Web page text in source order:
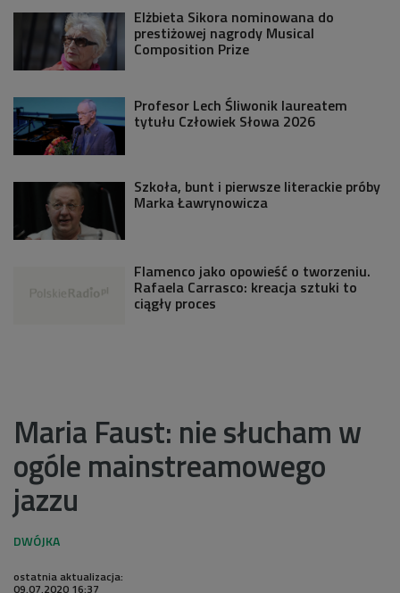
Elżbieta Sikora nominowana do
prestiżowej nagrody Musical
Composition Prize
Profesor Lech Śliwonik laureatem
tytułu Człowiek Słowa 2026
Szkoła, bunt i pierwsze literackie próby
Marka Ławrynowicza
Flamenco jako opowieść o tworzeniu.
Rafaela Carrasco: kreacja sztuki to
ciągły proces
Maria Faust: nie słucham w
ogóle mainstreamowego
jazzu
ostatnia aktualizacja:
09.07.2020 16:37